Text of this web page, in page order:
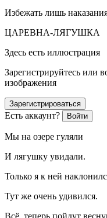
Избежать лишь
ЦАРЕВНА-ЛЯГУШКА
Здесь есть иллюстрация
Зарегистрируйтесь или
изображения
Зарегистрироваться
Есть аккаунт? Войти
Мы на озере гуляли
И лягушку увидали.
Только я к ней
Тут же очень удивился.